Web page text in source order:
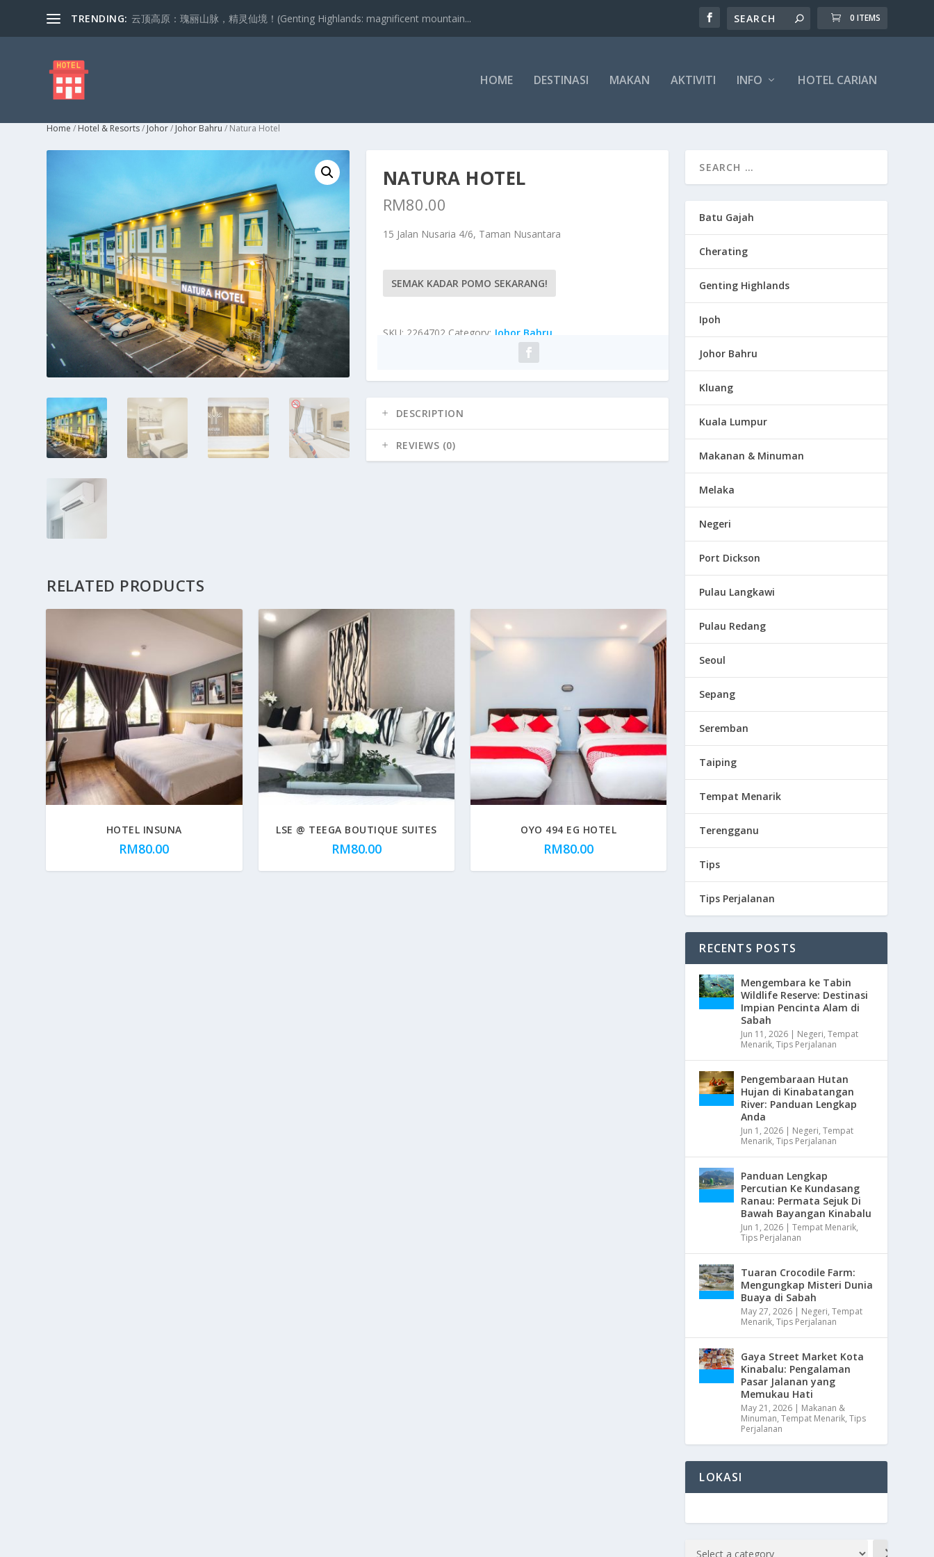
TRENDING: 云顶高原：瑰丽山脉，精灵仙境！(Genting Highlands: magnificent mountain... 0 ITEMS
HOME DESTINASI MAKAN AKTIVITI INFO HOTEL CARIAN
Home / Hotel & Resorts/ Johor/ Johor Bahru / Natura Hotel
NATURA HOTEL
RM80.00
15 Jalan Nusaria 4/6, Taman Nusantara
SEMAK KADAR POMO SEKARANG!
SKU: 2264702 Category: Johor Bahru
DESCRIPTION
REVIEWS (0)
RELATED PRODUCTS
HOTEL INSUNA
RM80.00
LSE @ TEEGA BOUTIQUE SUITES
RM80.00
OYO 494 EG HOTEL
RM80.00
Batu Gajah
Cherating
Genting Highlands
Ipoh
Johor Bahru
Kluang
Kuala Lumpur
Makanan & Minuman
Melaka
Negeri
Port Dickson
Pulau Langkawi
Pulau Redang
Seoul
Sepang
Seremban
Taiping
Tempat Menarik
Terengganu
Tips
Tips Perjalanan
RECENTS POSTS
Mengembara ke Tabin
Wildlife Reserve: Destinasi
Impian Pencinta Alam di
Sabah
Jun 11, 2026 | Negeri,Tempat
Menarik,Tips Perjalanan
Pengembaraan Hutan
Hujan di Kinabatangan
River: Panduan Lengkap
Anda
Jun 1, 2026 | Negeri,Tempat
Menarik,Tips Perjalanan
Panduan Lengkap
Percutian Ke Kundasang
Ranau: Permata Sejuk Di
Bawah Bayangan Kinabalu
Jun 1, 2026 |Tempat Menarik,
Tips Perjalanan
Tuaran Crocodile Farm:
Mengungkap Misteri Dunia
Buaya di Sabah
May 27, 2026 | Negeri,Tempat
Menarik,Tips Perjalanan
Gaya Street Market Kota
Kinabalu: Pengalaman
Pasar Jalanan yang
Memukau Hati
May 21, 2026 | Makanan &
Minuman,Tempat Menarik,Tips
Perjalanan
LOKASI